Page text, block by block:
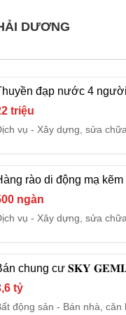
𝐆𝐄𝐌𝐈𝐀 Hải Dương -
3,6 tỷ
hình dao D60, Dây
220 ngàn
CƯ CAO CẤP
+ 6Cx1.5mm2
DƯƠNG
đạp nước 4
triệu
vụ
Xây dựng, sửa chữa
rào di động mạ
ngàn
vụ
Xây dựng, sửa chữa
chung cư 𝐒𝐊𝐘
tỷ
động sản
Bán nhà, căn